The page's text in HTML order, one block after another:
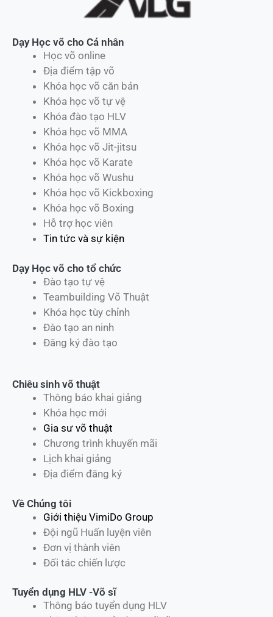
Dạy Học võ cho Cá nhân
Học võ online
Địa điểm tập võ
Khóa học võ căn bản
Khóa học võ tự vệ
Khóa đào tạo HLV
Khóa học võ MMA
Khóa học võ Jit-jitsu
Khóa học võ Karate
Khóa học võ Wushu
Khóa học võ Kickboxing
Khóa học võ Boxing
Hỗ trợ học viên
Tin tức và sự kiện
Dạy Học võ cho tổ chức
Đào tạo tự vệ
Teambuilding Võ Thuật
Khóa học tùy chỉnh
Đào tạo an ninh
Đăng ký đào tạo
Chiêu sinh võ thuật
Thông báo khai giảng
Khóa học mới
Gia sư võ thuật
Chương trình khuyến mãi
Lịch khai giảng
Địa điểm đăng ký
Về Chúng tôi
Giới thiệu VimiDo Group
Đội ngũ Huấn luyện viên
Đơn vị thành viên
Đối tác chiến lược
Tuyển dụng HLV -Võ sĩ
Thông báo tuyển dụng HLV